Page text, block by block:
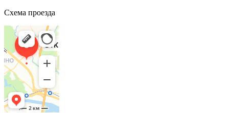
Схема проезда